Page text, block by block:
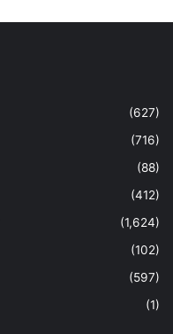
(627)
(716)
(88)
(412)
(1,624)
(102)
(597)
(1)